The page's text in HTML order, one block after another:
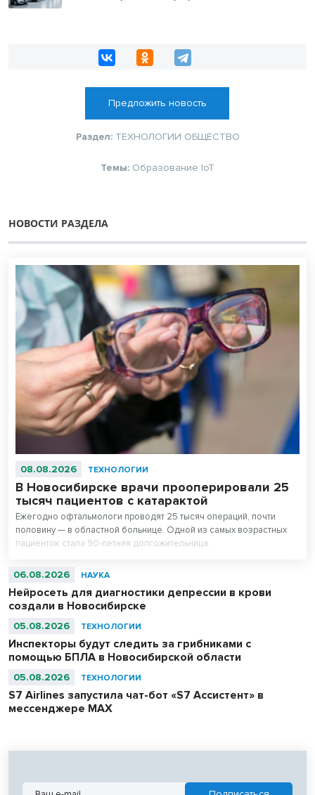
Предложить новость
Раздел: ТЕХНОЛОГИИ ОБЩЕСТВО
Темы: Образование IoT
НОВОСТИ РАЗДЕЛА
08.08.2026 ТЕХНОЛОГИИ
В Новосибирске врачи прооперировали 25
тысяч пациентов с катарактой
Ежегодно офтальмологи проводят 25 тысяч операций, почти
половину — в областной больнице. Одной из самых возрастных
пациенток стала 90-летняя долгожительница.
06.08.2026 НАУКА
Нейросеть для диагностики депрессии в крови
создали в Новосибирске
05.08.2026 ТЕХНОЛОГИИ
Инспекторы будут следить за грибниками с
помощью БПЛА в Новосибирской области
05.08.2026 ТЕХНОЛОГИИ
S7 Airlines запустила чат-бот «S7 Ассистент» в
мессенджере MAX